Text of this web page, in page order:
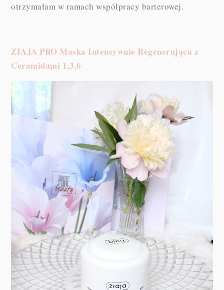
otrzymałam w ramach współpracy barterowej.
ZIAJA PRO Maska Intensywnie Regenerująca z
Ceramidami 1,3,6